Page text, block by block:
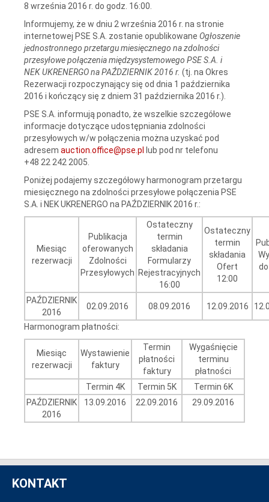
8 września 2016 r. do godz. 16:00.
Informujemy, że w dniu 2 września 2016 r. na stronie
internetowej PSE S.A. zostanie opublikowane Ogłoszenie
jednostronnego przetargu miesięcznego na zdolności
przesyłowe połączenia międzysystemowego PSE S.A. i
NEK UKRENERGO na PAŹDZIERNIK 2016 r. (tj. na Okres
Rezerwacji rozpoczynający się od dnia 1 października
2016 i kończący się z dniem 31 października 2016 r.).
PSE S.A. informują ponadto, że wszelkie szczegółowe
informacje dotyczące udostępniania zdolności
przesyłowych w/w połączenia można uzyskać pod
adresem auction.office@pse.pl
lub pod nr telefonu
+48 22 242 2005.
Poniżej podajemy szczegółowy harmonogram przetargu
miesięcznego na zdolności przesyłowe połączenia PSE
S.A. i NEK UKRENERGO na PAŹDZIERNIK 2016 r.:
Miesiąc
rezerwacji
Publikacja
oferowanych
Zdolności
Przesyłowych
Ostateczny
termin
składania
Formularzy
Rejestracyjnych
16:00
Ostateczny
termin
składania
Ofert
12:00
PAŹDZIERNIK
2016
02.09.2016 08.09.2016 12.09.2016
Harmonogram płatności:
Miesiąc
rezerwacji
Wystawienie
faktury
Termin
płatności
faktury
Wygaśnięcie
terminu
płatności
Termin 4K
Termin 5K
Termin 6K
PAŹDZIERNIK
2016
13.09.2016 22.09.2016 29.09.2016
KONTAKT